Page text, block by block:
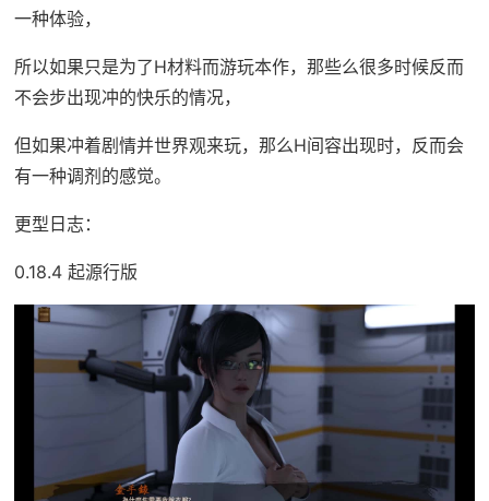
一种体验，
所以如果只是为了H材料而游玩本作，那些么很多时候反而
不会步出现冲的快乐的情况，
但如果冲着剧情并世界观来玩，那么H间容出现时，反而会
有一种调剂的感觉。
更型日志：
0.18.4 起源行版